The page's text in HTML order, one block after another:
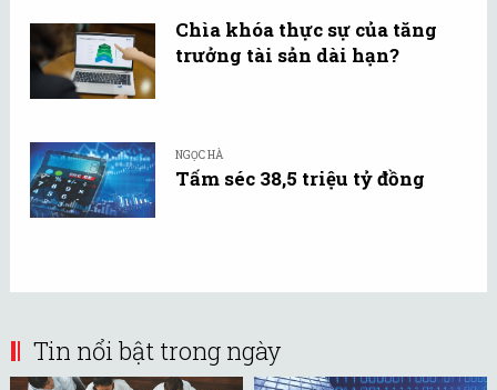
Chìa khóa thực sự của tăng
trưởng tài sản dài hạn?
NGỌC HÀ
Tấm séc 38,5 triệu tỷ đồng
Tin nổi bật trong ngày